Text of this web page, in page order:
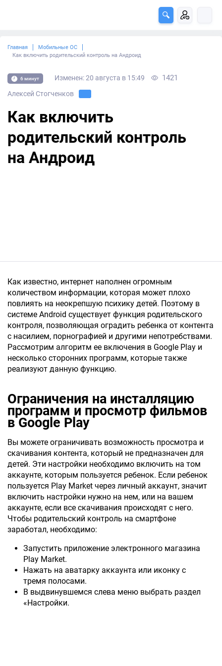
Главная
Мобильные ОС
Как включить родительский контроль на Андроид
6 минут Изменен: 20 августа в 15:49 1421
Алексей Стогченков
Как включить
родительский контроль
на Андроид
Как известно, интернет наполнен огромным
количеством информации, которая может плохо
повлиять на неокрепшую психику детей. Поэтому в
системе Android существует функция родительского
контроля, позволяющая оградить ребенка от контента
с насилием, порнографией и другими непотребствами.
Рассмотрим алгоритм ее включения в Google Play и
несколько сторонних программ, которые также
реализуют данную функцию.
Ограничения на инсталляцию
программ и просмотр фильмов
в Google Play
Вы можете ограничивать возможность просмотра и
скачивания контента, который не предназначен для
детей. Эти настройки необходимо включить на том
аккаунте, которым пользуется ребенок. Если ребенок
пользуется Play Market через личный аккаунт, значит
включить настройки нужно на нем, или на вашем
аккаунте, если все скачивания происходят с него.
Чтобы родительский контроль на смартфоне
заработал, необходимо:
Запустить приложение электронного магазина
Play Market.
Нажать на аватарку аккаунта или иконку с
тремя полосами.
В выдвинувшемся слева меню выбрать раздел
«Настройки.